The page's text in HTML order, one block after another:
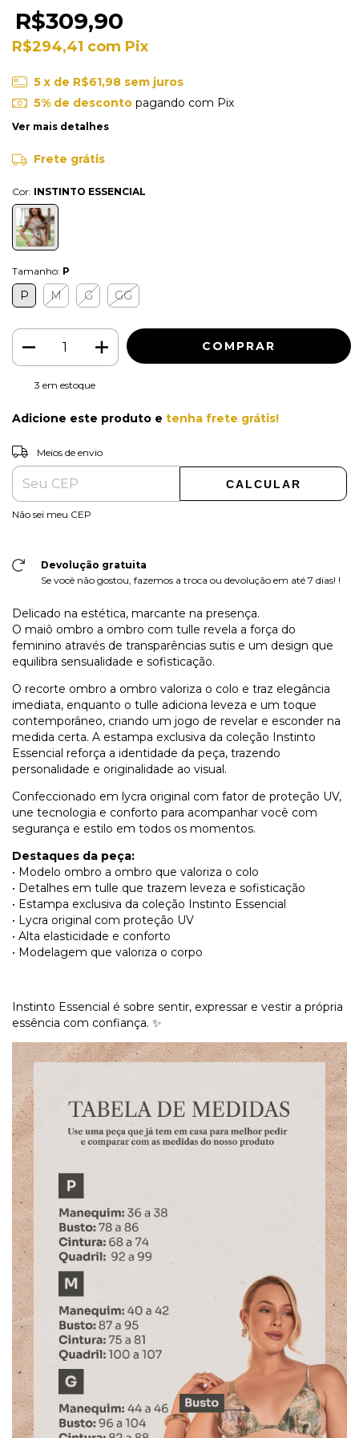
R$309,90
R$294,41 com Pix
5 x de R$61,98 sem juros
5% de descontopagando com Pix
Ver mais detalhes
Frete grátis
Cor: INSTINTO ESSENCIAL
Tamanho: P
P M G GG
3 em estoque
Adicione este produto e tenha frete grátis!
Entregas para o CEP:
Meios de envio
CALCULAR
Não sei meu CEP
Devolução gratuita
Se você não gostou, fazemos a troca ou devolução em até 7 dias! !
Delicado na estética, marcante na presença.
O maiô ombro a ombro com tulle revela a força do
feminino através de transparências sutis e um design que
equilibra sensualidade e sofisticação.
O recorte ombro a ombro valoriza o colo e traz elegância
imediata, enquanto o tulle adiciona leveza e um toque
contemporâneo, criando um jogo de revelar e esconder na
medida certa. A estampa exclusiva da coleção Instinto
Essencial reforça a identidade da peça, trazendo
personalidade e originalidade ao visual.
Confeccionado em lycra original com fator de proteção UV,
une tecnologia e conforto para acompanhar você com
segurança e estilo em todos os momentos.
Destaques da peça:
• Modelo ombro a ombro que valoriza o colo
• Detalhes em tulle que trazem leveza e sofisticação
• Estampa exclusiva da coleção Instinto Essencial
• Lycra original com proteção UV
• Alta elasticidade e conforto
• Modelagem que valoriza o corpo
Instinto Essencial é sobre sentir, expressar e vestir a própria
essência com confiança. ✨